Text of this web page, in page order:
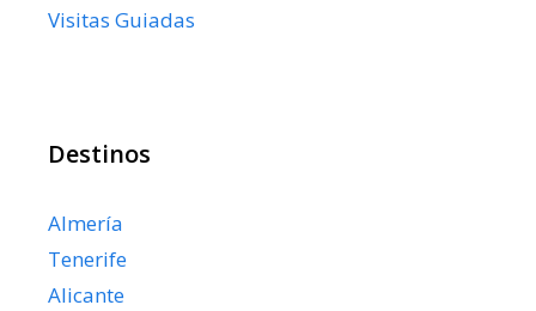
Visitas Guiadas
Destinos
Almería
Tenerife
Alicante